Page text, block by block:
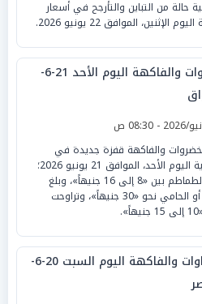
حالة من التباين والتأرجح في أسعار
الموافق 22 يونيو 2026.
أسعار الخضروات والفاكهة اليوم الأحد 21-6-
والفاكهة قفزة جديدة في
الأسواق المصرية اليوم الأحد، الموافق 21 يونيو 2026؛
لتتأرجح أسعار الطماطم بين «8 إلى 16 جنيهاً»، وبلغ
الفلفل الرومي أو الحامي نحو «30 جنيهاً»، وتراوحت
أسعار الخضراوات والفاكهة اليوم السبت 20-6-